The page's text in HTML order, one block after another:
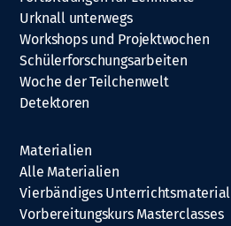
Urknall unterwegs
Workshops und Projektwochen
Schülerforschungsarbeiten
Woche der Teilchenwelt
Detektoren
Materialien
Alle Materialien
Vierbändiges Unterrichtsmaterial
Vorbereitungskurs Masterclasses